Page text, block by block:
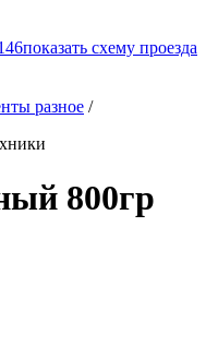
показать схему проезда
разное /
800гр